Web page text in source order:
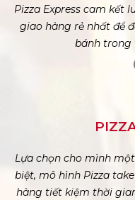
Pizza Express cam kết
giao hàng rẻ nhất để
bánh trong
Lựa chọn cho mình
biệt, mô hình Pizza
hàng tiết kiệm thời